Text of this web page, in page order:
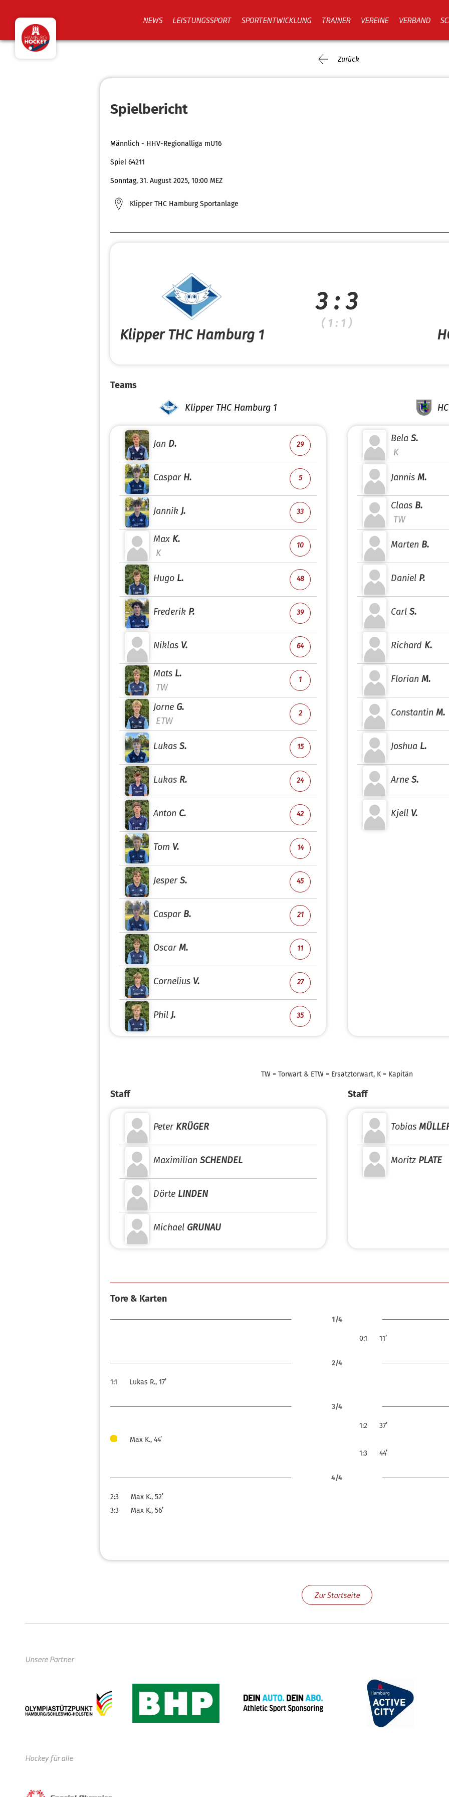
NEWS LEISTUNGSSPORT SPORTENTWICKLUNG TRAINER VEREINE VERBAND
Zurück
Spielbericht
Männlich - HHV-Regionalliga mU16
Spiel 64211
Sonntag, 31. August 2025, 10:00 MEZ
Klipper THC Hamburg Sportanlage
Klipper THC Hamburg 1
3 : 3
( 1 : 1 )
Teams
Klipper THC Hamburg 1
Jan D. 29
Caspar H. 5
Jannik J. 33
Max K.
K
10
Hugo L. 48
Frederik P. 39
Niklas V. 64
Mats L.
TW
1
Jorne G.
ETW
2
Lukas S. 15
Lukas R. 24
Anton C. 42
Tom V. 14
Jesper S. 45
Caspar B. 21
Oscar M. 11
Cornelius V. 27
Phil J. 35
Bela S.
K
Jannis M.
Claas B.
TW
Marten B.
Daniel P.
Carl S.
Richard K.
Florian M.
Constantin M.
Joshua L.
Arne S.
Kjell V.
TW = Torwart & ETW = Ersatztorwart, K = Kapitän
Staff
Peter KRÜGER
Maximilian SCHENDEL
Dörte LINDEN
Michael GRUNAU
Staff
Tobias
Moritz PLATE
Tore & Karten
1/4
0:1 11’
2/4
1:1 Lukas R., 17’
3/4
1:2
37’
Max K., 44’
1:3
44’
4/4
2:3
Max K., 52’
3:3
Max K., 56’
Zur Startseite
Unsere Partner
Hockey für alle